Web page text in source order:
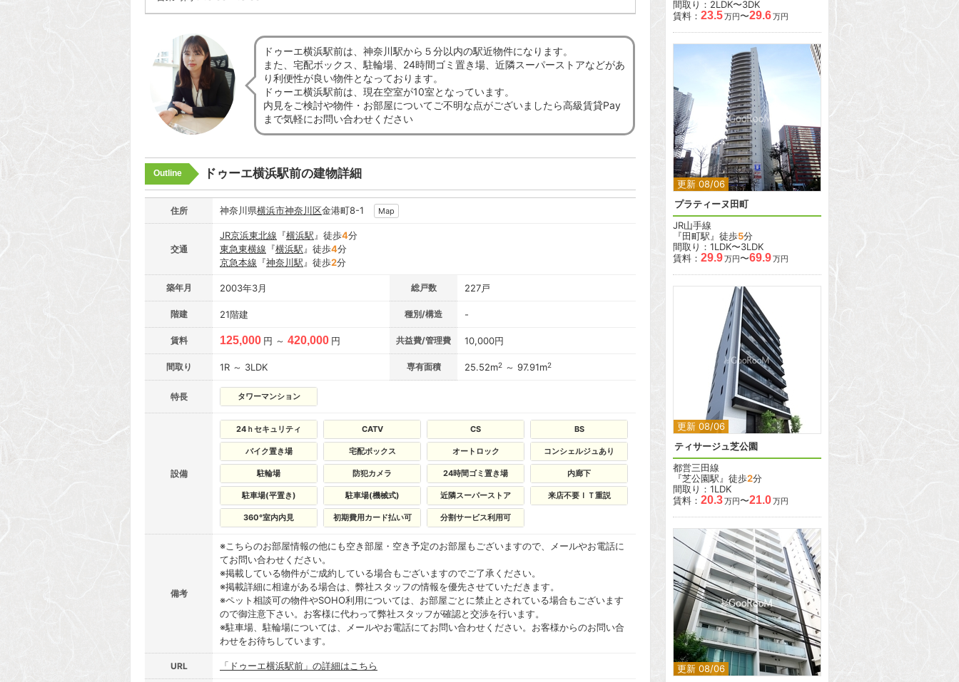
ドゥーエ横浜駅前は、神奈川駅から５分以内の駅近物件になります。
また、宅配ボックス、駐輪場、24時間ゴミ置き場、近隣スーパーストアなどがあ
り利便性が良い物件となっております。
ドゥーエ横浜駅前は、現在空室が10室となっています。
内見をご検討や物件・お部屋についてご不明な点がございましたら高級賃貸Pay
まで気軽にお問い合わせください
Outline ドゥーエ横浜駅前の建物詳細
住所 神奈川県横浜市神奈川区金港町8-1 Map
交通
JR京浜東北線 『横浜駅 』徒歩4分
東急東横線 『横浜駅 』徒歩4分
京急本線 『神奈川駅 』徒歩2分
築年月 2003年3月 総戸数 227戸
階建 21階建 種別/構造 -
賃料 125,000 円 ～ 420,000 円 共益費/管理費 10,000円
間取り 1R ～ 3LDK 専有面積 25.52m2 ～ 97.91m2
特長 タワーマンション
設備
24ｈセキュリティ CATV CS BS
バイク置き場 宅配ボックス オートロック コンシェルジュあり
駐輪場 防犯カメラ 24時間ゴミ置き場 内廊下
駐車場(平置き) 駐車場(機械式) 近隣スーパーストア 来店不要ＩＴ重説
360°室内内見 初期費用カード払い可 分割サービス利用可
備考
※こちらのお部屋情報の他にも空き部屋・空き予定のお部屋もございますので、メールやお電話に
てお問い合わせください。
※掲載している物件がご成約している場合もございますのでご了承ください。
※掲載詳細に相違がある場合は、弊社スタッフの情報を優先させていただきます。
※ペット相談可の物件やSOHO利用については、お部屋ごとに禁止とされている場合もございます
ので御注意下さい。お客様に代わって弊社スタッフが確認と交渉を行います。
※駐車場、駐輪場については、メールやお電話にてお問い合わせください。お客様からのお問い合
わせをお待ちしています。
URL 「ドゥーエ横浜駅前」の詳細はこちら
間取り：2LDK〜3DK
賃料： 23.5万円〜29.6万円
更新 08/06
2 2
プラティーヌ田町
JR山手線
『田町駅』徒歩5分
間取り：1LDK〜3LDK
賃料： 29.9万円〜69.9万円
更新 08/06
2
ティサージュ芝公園
都営三田線
『芝公園駅』徒歩2分
間取り：1LDK
賃料： 20.3万円〜21.0万円
更新 08/06
2 2